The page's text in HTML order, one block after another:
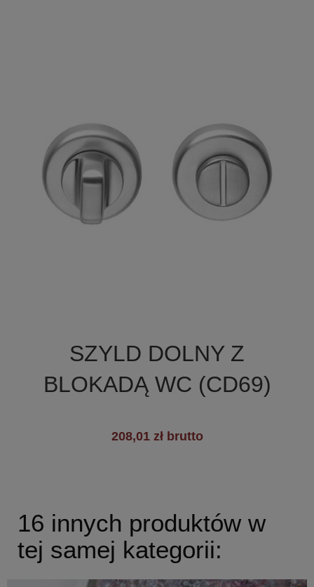
SZYLD DOLNY Z
BLOKADĄ WC (CD69)
208,01 zł brutto
16 innych produktów w
tej samej kategorii: